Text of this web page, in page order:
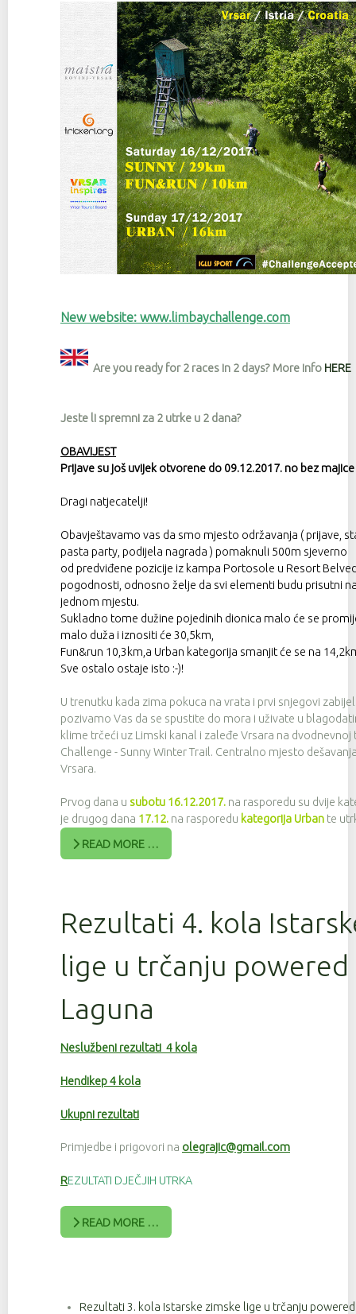
New website: www.limbaychallenge.com
Are you ready for 2 races in 2 days? More info HERE
Jeste li spremni za 2 utrke u 2 dana?
OBAVIJEST
Prijave su još uvijek otvorene do 09.12.2017. no bez
Dragi natjecatelji!
Obavještavamo vas da smo mjesto održavanja ( prijave,
pasta party, podijela nagrada ) pomaknuli 500m sjeverno
od predviđene pozicije iz kampa Portosole u Resort
pogodnosti, odnosno želje da svi elementi budu prisutni
jednom mjestu.
Sukladno tome dužine pojedinih dionica malo će se
malo duža i iznositi će 30,5km,
Fun&run 10,3km,a Urban kategorija smanjit će se na
Sve ostalo ostaje isto :-)!
U trenutku kada zima pokuca na vrata i prvi snjegovi
pozivamo Vas da se spustite do mora i uživate u
klime trčeći uz Limski kanal i zaleđe Vrsara na
Challenge - Sunny Winter Trail. Centralno mjesto
Vrsara.
Prvog dana u subotu 16.12.2017. na rasporedu su dvije
je drugog dana 17.12. na rasporedu kategorija Urban te
READ MORE …
Rezultati 4. kola
lige u trčanju powered
Laguna
Neslužbeni rezultati 4 kola
Hendikep 4 kola
Ukupni rezultati
Primjedbe i prigovori na olegrajic@gmail.com
REZULTATI DJEČJIH UTRKA
READ MORE …
Rezultati 3. kola Istarske zimske lige u trčanju